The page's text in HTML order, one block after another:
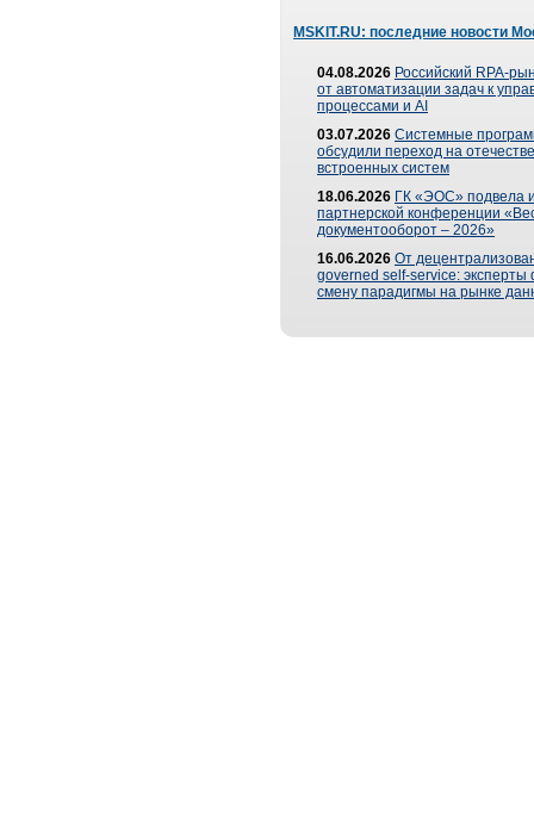
MSKIT.RU: последние новости
04.08.2026 Российский RPA-
от автоматизации задач к
процессами и AI
03.07.2026 Системные
обсудили переход на
встроенных систем
18.06.2026 ГК «ЭОС» подвела
партнерской конференции
документооборот – 2026»
16.06.2026 От
governed self-service: эксперты
смену парадигмы на рынке